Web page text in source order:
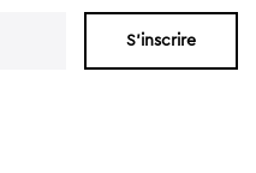
S'inscrire